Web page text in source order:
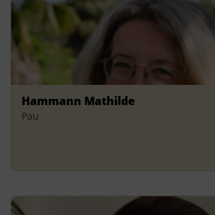
Hammann Mathilde
Pau